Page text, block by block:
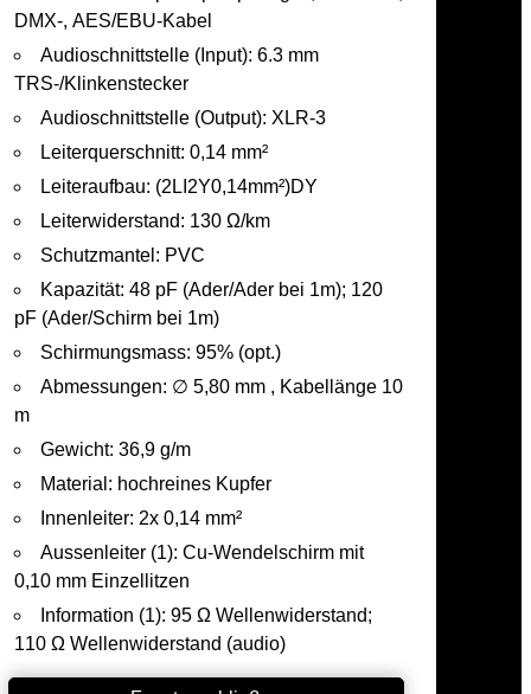
DMX-, AES/EBU-Kabel
Audioschnittstelle (Input): 6.3 mm
TRS-/Klinkenstecker
Audioschnittstelle (Output): XLR-3
Leiterquerschnitt: 0,14 mm²
Leiteraufbau: (2LI2Y0,14mm²)DY
Leiterwiderstand: 130 Ω/km
Schutzmantel: PVC
Kapazität: 48 pF (Ader/Ader bei 1m); 120
pF (Ader/Schirm bei 1m)
Schirmungsmass: 95% (opt.)
Abmessungen: ∅ 5,80 mm , Kabellänge 10
m
Gewicht: 36,9 g/m
Material: hochreines Kupfer
Innenleiter: 2x 0,14 mm²
Aussenleiter (1): Cu-Wendelschirm mit
0,10 mm Einzellitzen
Information (1): 95 Ω Wellenwiderstand;
110 Ω Wellenwiderstand (audio)